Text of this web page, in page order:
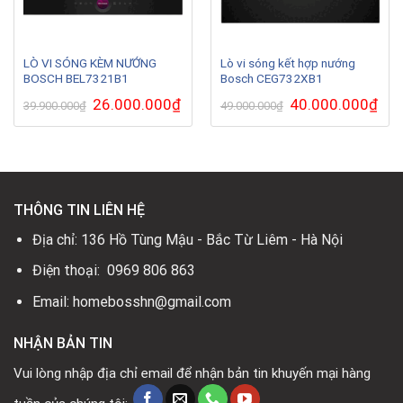
LÒ VI SÓNG KÈM NƯỚNG
BOSCH BEL7321B1
39.900.000₫ Giá
gốc
là:
26.000.000₫Giá
hiện
tại
Lò vi sóng kết hợp nướng
Bosch CEG732XB1
49.000.000₫
Giá
gốc
là:
40.000.000₫Giá
hiện
tại
THÔNG TIN LIÊN HỆ
Địa chỉ: 136 Hồ Tùng Mậu - Bắc Từ Liêm - Hà Nội
Điện thoại: 0969 806 863
Email: homebosshn@gmail.com
NHẬN BẢN TIN
Vui lòng nhập địa chỉ email để nhận bản tin khuyến mại hàng